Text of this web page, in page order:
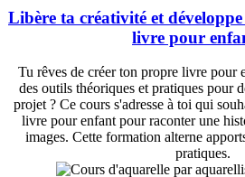
Libère ta créativité et
livre pour
Tu rêves de créer ton propre livre pour
des outils théoriques et pratiques pour
projet ? Ce cours s'adresse à toi qui
livre pour enfant pour raconter une
images. Cette formation alterne
pratiques.